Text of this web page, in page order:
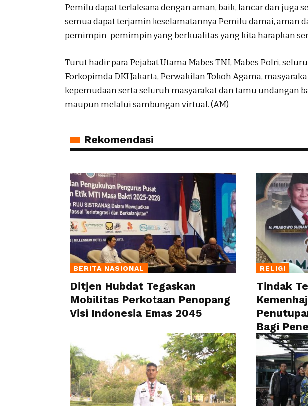
Pemilu dapat terlaksana dengan aman, baik, lancar dan juga
semua dapat terjamin keselamatannya Pemilu damai, aman
pemimpin-pemimpin yang berkualitas yang kita harapkan
Turut hadir para Pejabat Utama Mabes TNI, Mabes Polri,
Forkopimda DKI Jakarta, Perwakilan Tokoh Agama,
kepemudaan serta seluruh masyarakat dan tamu undangan
maupun melalui sambungan virtual. (AM)
Rekomendasi
BERITA NASIONAL
Ditjen Hubdat Tegaskan
Mobilitas Perkotaan Penopang
Visi Indonesia Emas 2045
RELIGI
Tindak
Bagi